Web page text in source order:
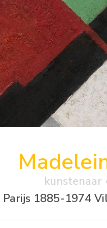
kunstenaar
Parijs 1885-1974